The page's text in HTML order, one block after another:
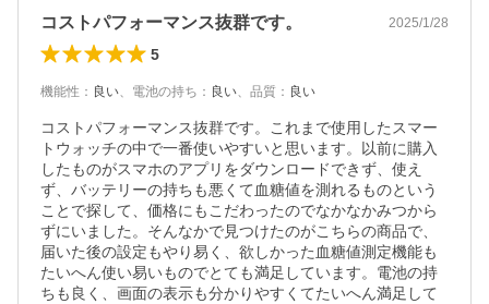
コストパフォーマンス抜群です。 2025/1/28
5
機能性 ： 良い、 電池の持ち ： 良い、 品質 ： 良い
コストパフォーマンス抜群です。これまで使用したスマー
トウォッチの中で一番使いやすいと思います。以前に購入
したものがスマホのアプリをダウンロードできず、使え
ず、バッテリーの持ちも悪くて血糖値を測れるものという
ことで探して、価格にもこだわったのでなかなかみつから
ずにいました。そんなかで見つけたのがこちらの商品で、
届いた後の設定もやり易く、欲しかった血糖値測定機能も
たいへん使い易いものでとても満足しています。電池の持
ちも良く、画面の表示も分かりやすくてたいへん満足して